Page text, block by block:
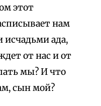
этот
нам
исчадьми ада,
от нас и от
мы? И что
сын мой?